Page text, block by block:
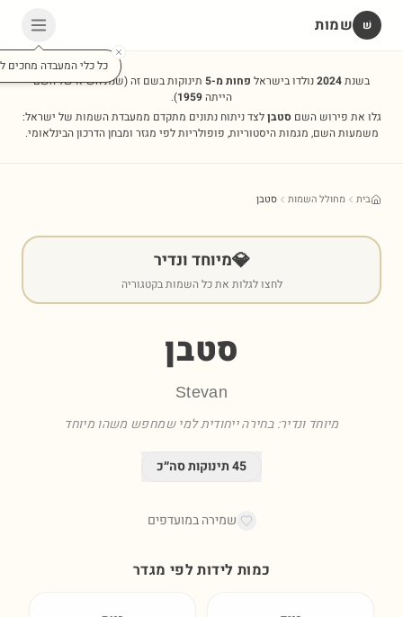
שׁ שמות
כל כלי המעבדה מחכים
בשנת2024נולדו בישראל פחות מ-5 תינוקות בשם זה(שנת השיא של השם
הייתה1959
).
גלו את פירוש השם סטבןלצד ניתוח נתונים מתקדם ממעבדת השמות של ישראל:
משמעות השם, מגמות היסטוריות, פופולריות לפי מגזר ומבחן הדרכון הבינלאומי.
בית מחולל השמות סטבן
💎מיוחד ונדיר
לחצו לגלות את כל השמות בקטגוריה
סטבן
Stevan
מיוחד ונדיר: בחירה ייחודית למי שמחפש משהו מיוחד
45תינוקות סה״כ
שמירה במועדפים
כמות לידות לפי מגדר